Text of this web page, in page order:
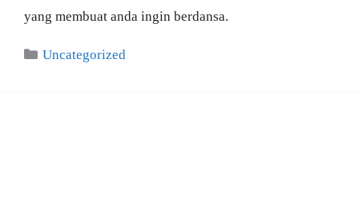
yang membuat anda ingin berdansa.
Categories
Uncategorized